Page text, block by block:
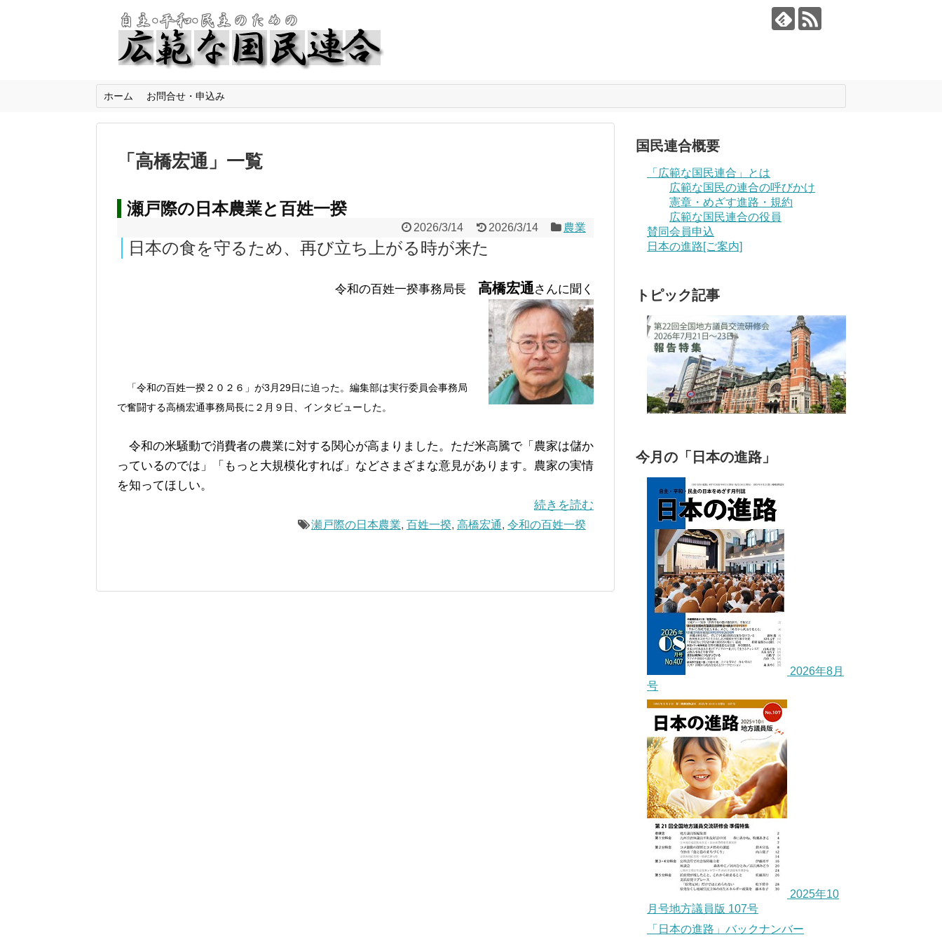
ホーム お問合せ・申込み
「 高橋宏通 」 一覧
瀬戸際の日本農業と百姓一揆
2026/3/14 2026/3/14 農業
日本の食を守るため、再び立ち上がる時が来た
令和の百姓一揆事務局長 高橋宏通さんに聞く
「令和の百姓一揆２０２６」が3月29日に迫った。編集部は実行委員会事務局
で奮闘する高橋宏通事務局長に２月９日、インタビューした。
令和の米騒動で消費者の農業に対する関心が高まりました。ただ米高騰で「農家は儲か
っているのでは」「もっと大規模化すれば」などさまざまな意見があります。農家の実情
を知ってほしい。
続きを読む
瀬戸際の日本農業, 百姓一揆, 高橋宏通, 令和の百姓一揆
国民連合概要
「広範な国民連合」とは
広範な国民の連合の呼びかけ
憲章・めざす進路・規約
広範な国民連合の役員
賛同会員申込
日本の進路[ご案内]
トピック記事
今月の「日本の進路」
2026年8月
号
2025年10
月号地方議員版 107号
「日本の進路」バックナンバー